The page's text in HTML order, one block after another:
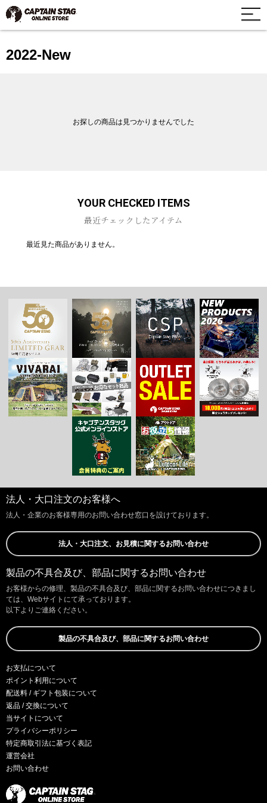
2022-New
お探しの商品は見つかりませんでした
YOUR CHECKED ITEMS
最近チェックしたアイテム
最近見た商品がありません。
法人・大口注文のお客様へ
法人・企業のお客様専用のお問い合わせ窓口を設けております。
法人・大口注文、お見積に関するお問い合わせ
製品の不具合及び、部品に関するお問い合わせ
お客様からの修理、製品の不具合及び、部品に関するお問い合わせにつきまし
ては、Webサイトにて承っております。
以下よりご連絡ください。
製品の不具合及び、部品に関するお問い合わせ
お支払について
ポイント利用について
配送料 / ギフト包装について
返品 / 交換について
当サイトについて
プライバシーポリシー
特定商取引法に基づく表記
運営会社
お問い合わせ